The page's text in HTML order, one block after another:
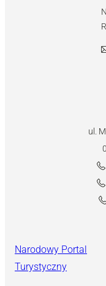
ul.
Narodowy Portal
Turystyczny